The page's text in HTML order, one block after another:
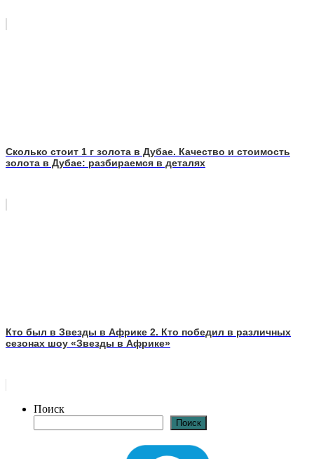
Сколько стоит 1 г золота в Дубае. Качество и стоимость
золота в Дубае: разбираемся в деталях
Кто был в Звезды в Африке 2. Кто победил в различных
сезонах шоу «Звезды в Африке»
Поиск
Поиск